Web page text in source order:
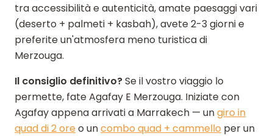
tra accessibilità e autenticità, amate paesaggi vari
(deserto + palmeti + kasbah), avete 2-3 giorni e
preferite un'atmosfera meno turistica di
Merzouga.
Il consiglio definitivo?Se il vostro viaggio lo
permette, fate Agafay E Merzouga. Iniziate con
Agafay appena arrivati a Marrakech — ungiro in
quad di 2 oreo uncombo quad + cammello per un